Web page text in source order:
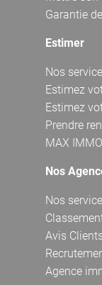
Garantie
Estimer
Nos
Estimez
Estimez
Prendre
MAX
Nos
Nos
Avis Clients
Agence